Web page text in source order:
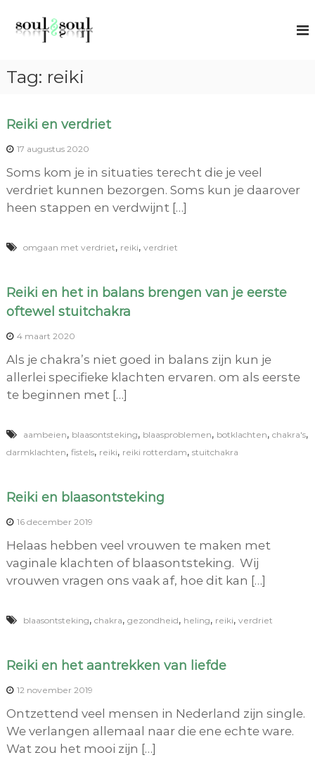
n
oc
h
n
g
Tag: reiki
Reiki en verdriet
17 augustus 2020
Soms kom je in situaties terecht die je veel
verdriet kunnen bezorgen. Soms kun je daarover
heen stappen en verdwijnt […]
omgaan met verdriet, reiki, verdriet
Reiki en het in balans brengen van je eerste
oftewel stuitchakra
4 maart 2020
Als je chakra’s niet goed in balans zijn kun je
allerlei specifieke klachten ervaren. om als eerste
te beginnen met […]
aambeien, blaasontsteking, blaasproblemen, botklachten, chakra's,
darmklachten, fistels, reiki, reiki rotterdam, stuitchakra
Reiki en blaasontsteking
16 december 2019
Helaas hebben veel vrouwen te maken met
vaginale klachten of blaasontsteking. Wij
vrouwen vragen ons vaak af, hoe dit kan […]
blaasontsteking, chakra, gezondheid, heling, reiki, verdriet
Reiki en het aantrekken van liefde
12 november 2019
Ontzettend veel mensen in Nederland zijn single.
We verlangen allemaal naar die ene echte ware.
Wat zou het mooi zijn […]